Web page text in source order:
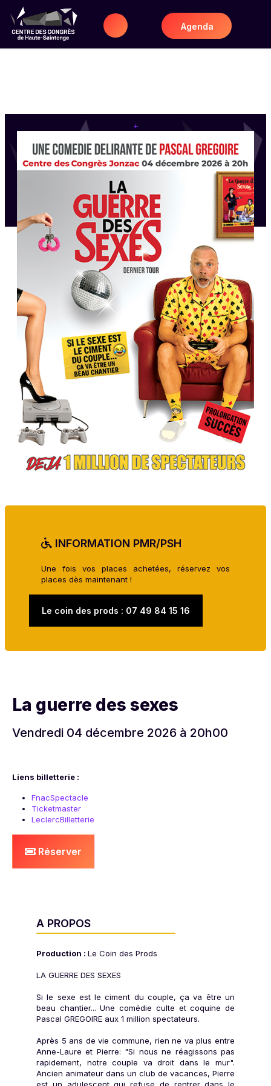
Agenda
+
INFORMATION PMR/PSH
Une fois vos places achetées, réservez vos
places dès maintenant !
Le coin des prods : 07 49 84 15 16
La guerre des sexes
Vendredi 04 décembre 2026 à 20h00
Liens billetterie :
FnacSpectacle
Ticketmaster
LeclercBilletterie
Réserver
A PROPOS
Production : Le Coin des Prods
LA GUERRE DES SEXES
Si le sexe est le ciment du couple, ça va être un
beau chantier... Une comédie culte et coquine de
Pascal GREGOIRE aux 1 million spectateurs.
Après 5 ans de vie commune, rien ne va plus entre
Anne-Laure et Pierre: "Si nous ne réagissons pas
rapidement, notre couple va droit dans le mur".
Ancien animateur dans un club de vacances, Pierre